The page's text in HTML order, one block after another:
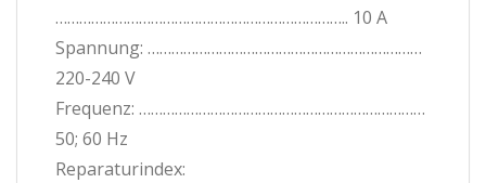
……………………………………………………………….. 10 A
Spannung: ……………………………………………………………
220-240 V
Frequenz: ………………………………………………………………
50; 60 Hz
Reparaturindex: